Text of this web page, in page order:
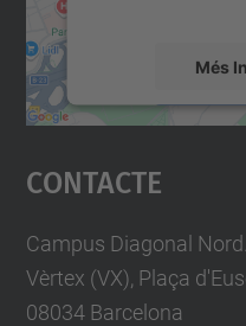
Més
powered by
Contacte
Campus Diagonal Nord.
Vèrtex (VX), Plaça
08034 Barcelona